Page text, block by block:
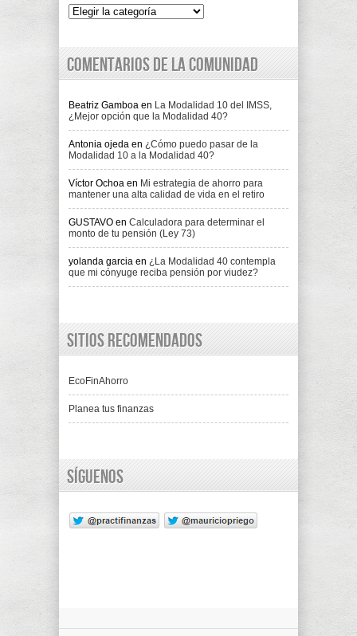
Indice
Comentarios de la comunidad
Beatriz Gamboa en La Modalidad 10 del IMSS,
¿Mejor opción que la Modalidad 40?
Antonia ojeda en ¿Cómo puedo pasar de la
Modalidad 10 a la Modalidad 40?
Víctor Ochoa en Mi estrategia de ahorro para
mantener una alta calidad de vida en el retiro
GUSTAVO en Calculadora para determinar el
monto de tu pensión (Ley 73)
yolanda garcia en ¿La Modalidad 40 contempla
que mi cónyuge reciba pensión por viudez?
Sitios recomendados
EcoFinAhorro
Planea tus finanzas
Síguenos